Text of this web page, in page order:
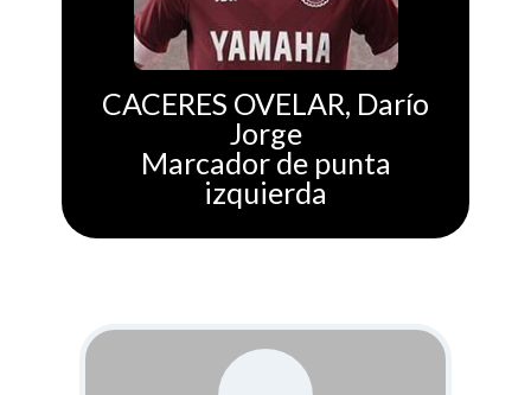
CACERES OVELAR, Darío
Jorge
Marcador de punta
izquierda